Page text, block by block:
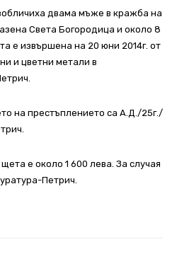
двама мъже в кражба на
Света Богородица и около 8
е извършена на 20 юни 2014г. от
и цветни метали в
на престъплението са А.Д./25г./
е около 1 600 лева. За случая
Петрич.